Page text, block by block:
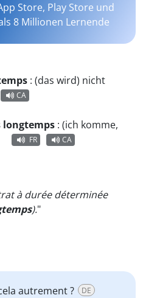
Store, Play Store und
8 Millionen Lernende
: (das wird) nicht
CA
longtemps : (ich komme,
FR CA
à durée déterminée
)."
autrement ? DE